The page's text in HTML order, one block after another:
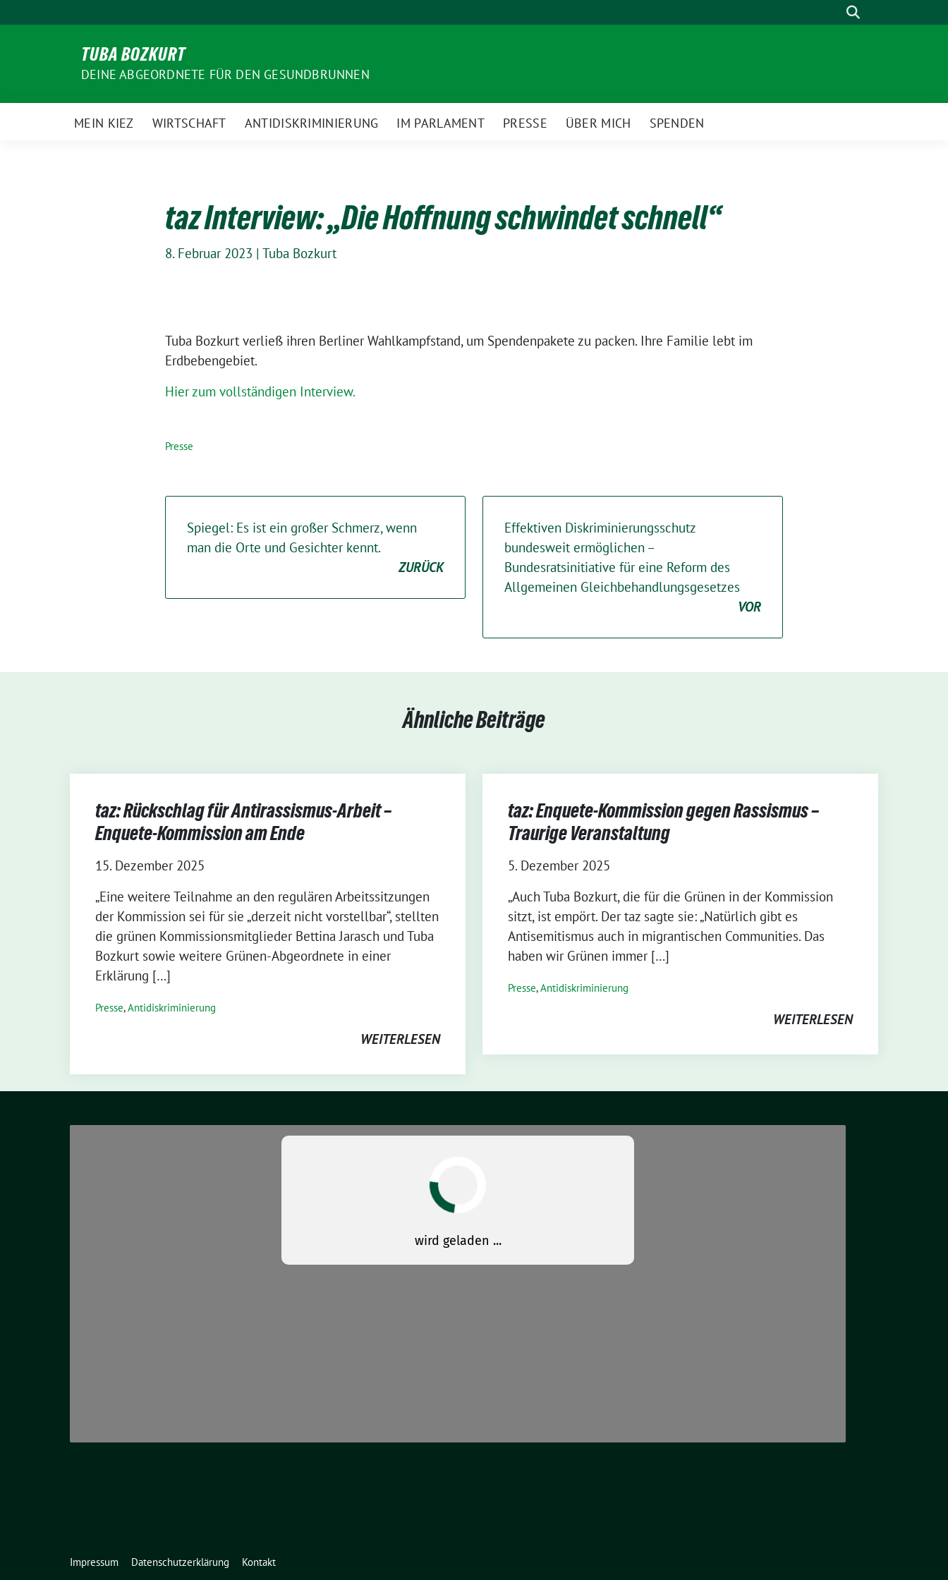
zum
Suche
TUBA BOZKURT
DEINE ABGEORDNETE FÜR DEN GESUNDBRUNNEN
MEIN KIEZ WIRTSCHAFT ANTIDISKRIMINIERUNG IM PARLAMENT PRESSE ÜBER MICH SPENDEN
taz Interview: „Die Hoffnung schwindet schnell“
8. Februar 2023 | Tuba Bozkurt
Tuba Bozkurt verließ ihren Berliner Wahlkampfstand, um Spenden­pakete zu packen. Ihre Familie lebt im
Erdbebengebiet.
Hier zum vollständigen Interview.
Presse
Spiegel: Es ist ein großer Schmerz, wenn
man die Orte und Gesichter kennt.
ZURÜCK
Effektiven Diskriminierungsschutz
bundesweit ermöglichen –
Bundesratsinitiative für eine Reform des
Allgemeinen Gleichbehandlungsgesetzes
VOR
Ähnliche Beiträge
taz: Rückschlag für Antirassismus-Arbeit –
Enquete-Kommission am Ende
15. Dezember 2025
„Eine weitere Teilnahme an den regulären Arbeitssitzungen
der Kommission sei für sie „derzeit nicht vorstellbar“, stellten
die grünen Kommissionsmitglieder Bettina Jarasch und Tuba
Bozkurt sowie weitere Grünen-Abgeordnete in einer
Erklärung […]
Presse,Antidiskriminierung
WEITERLESEN
taz: Enquete-Kommission gegen Rassismus –
Traurige Veranstaltung
5. Dezember 2025
„Auch Tuba Bozkurt, die für die Grünen in der Kommission
sitzt, ist empört. Der taz sagte sie: „Natürlich gibt es
Antisemitismus auch in migrantischen Communities. Das
haben wir Grünen immer […]
Presse,Antidiskriminierung
WEITERLESEN
Impressum Datenschutzerklärung Kontakt